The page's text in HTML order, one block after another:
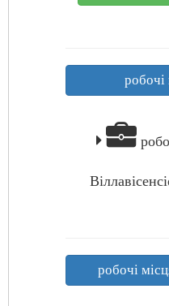
робочі
робочі